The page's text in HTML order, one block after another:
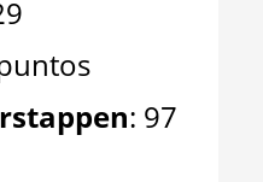
: 97